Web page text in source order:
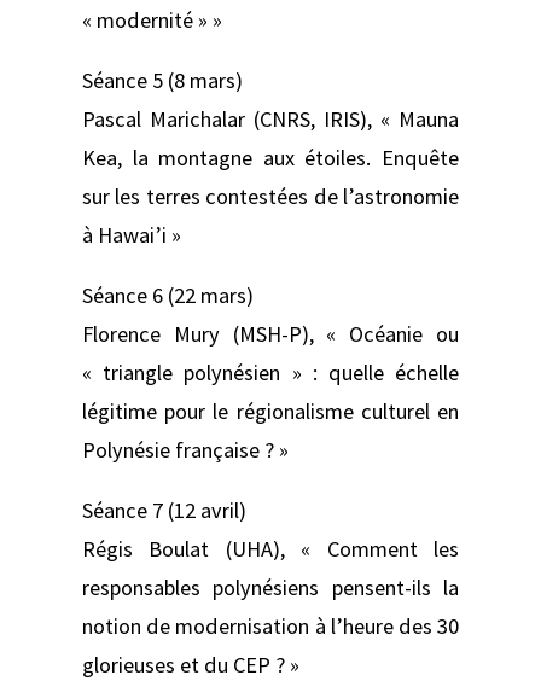
« modernité » »
Séance 5 (8 mars)
Pascal Marichalar (CNRS, IRIS), « Mauna
Kea, la montagne aux étoiles. Enquête
sur les terres contestées de l’astronomie
à Hawai’i »
Séance 6 (22 mars)
Florence Mury (MSH-P), « Océanie ou
« triangle polynésien » : quelle échelle
légitime pour le régionalisme culturel en
Polynésie française ? »
Séance 7 (12 avril)
Régis Boulat (UHA), « Comment les
responsables polynésiens pensent-ils la
notion de modernisation à l’heure des 30
glorieuses et du CEP ? »